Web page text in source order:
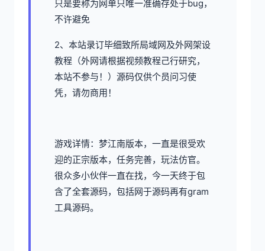
只是要称为网单只唯一准确存处于bug，
不许避免
2、本站录订毕细致所局域网及外网架设
教程（外网请根据视频教程己行研究，
本站不参与！）源码仅供个员问习使
凭，请勿商用！
游戏详情：梦江南版本，一直是很受欢
迎的正宗版本，任务完善，玩法仿官。
很众多小伙伴一直在找，今一天终于包
含了全套源码，包括网于源码再有gram
工具源码。